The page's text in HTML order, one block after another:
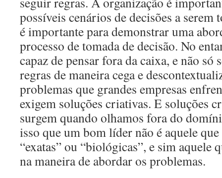
possíveis cenários de decisões a serem
é importante para demonstrar uma
processo de tomada de decisão. No
capaz de pensar fora da caixa, e não
regras de maneira cega e
problemas que grandes empresas
exigem soluções criativas. E soluções
surgem quando olhamos fora do
isso que um bom líder não é aquele que
“exatas” ou “biológicas”, e sim
na maneira de abordar os problemas.